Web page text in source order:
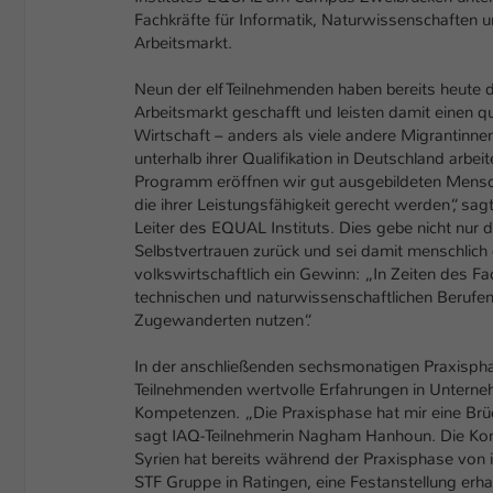
Fachkräfte für Informatik, Naturwissenschaften
Arbeitsmarkt.
Neun der elf Teilnehmenden haben bereits heute
Arbeitsmarkt geschafft und leisten damit einen
Wirtschaft – anders als viele andere
unterhalb ihrer Qualifikation in Deutschland
Programm eröffnen wir gut ausgebildeten
die ihrer Leistungsfähigkeit gerecht werden“,
Leiter des EQUAL Instituts. Dies gebe nicht nur
Selbstvertrauen zurück und sei damit
volkswirtschaftlich ein Gewinn: „In Zeiten des
technischen und naturwissenschaftlichen
Zugewanderten nutzen“.
In der anschließenden sechsmonatigen
Teilnehmenden wertvolle Erfahrungen in
Kompetenzen. „Die Praxisphase hat mir eine
sagt IAQ-Teilnehmerin Nagham Hanhoun. Die
Syrien hat bereits während der Praxisphase von
STF Gruppe in Ratingen, eine Festanstellung